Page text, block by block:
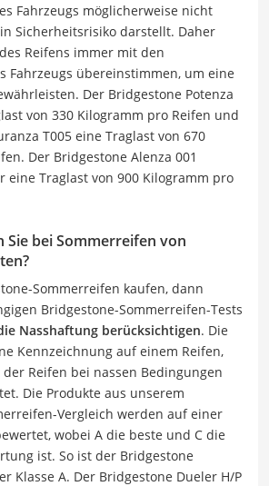
Fahrzeugs möglicherweise nicht
Sicherheitsrisiko darstellt. Daher
Reifens immer mit den
Fahrzeugs übereinstimmen, um eine
Der Bridgestone Potenza
von 330 Kilogramm pro Reifen und
T005 eine Traglast von 670
Der Bridgestone Alenza 001
eine Traglast von 900 Kilogramm pro
Sie bei Sommerreifen von
Sommerreifen kaufen, dann
Bridgestone-Sommerreifen-Tests
Nasshaftung berücksichtigen. Die
Kennzeichnung auf einem Reifen,
Reifen bei nassen Bedingungen
Die Produkte aus unserem
Vergleich werden auf einer
wobei A die beste und C die
ist. So ist der Bridgestone
Klasse A. Der Bridgestone Dueler H/P